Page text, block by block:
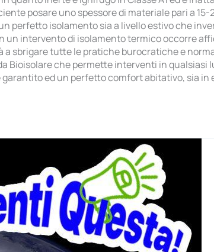
e presentare pubblicità e contenuto,
le scelte sulla privacy.
posare uno spessore di materiale pari a
perfetto isolamento sia a livello estivo che
un intervento di isolamento termico occorre
sbrigare tutte le pratiche burocratiche e
che permette interventi in qualsiasi
ed un perfetto comfort abitativo, sia